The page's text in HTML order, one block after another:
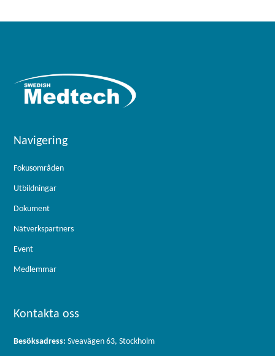
Navigering
Fokusområden
Utbildningar
Dokument
Nätverkspartners
Event
Medlemmar
Kontakta oss
Besöksadress: Sveavägen 63, Stockholm